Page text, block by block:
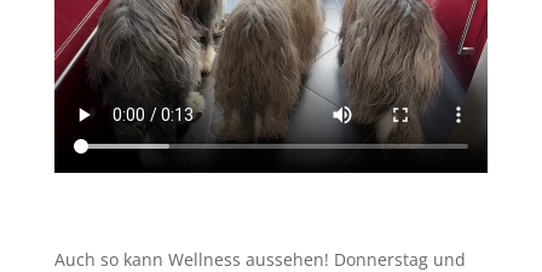
Auch so kann Wellness aussehen! Donnerstag und